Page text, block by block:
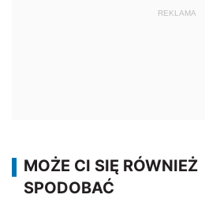
REKLAMA